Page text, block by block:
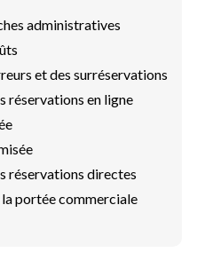
administratives
et des surréservations
réservations en ligne
réservations directes
portée commerciale